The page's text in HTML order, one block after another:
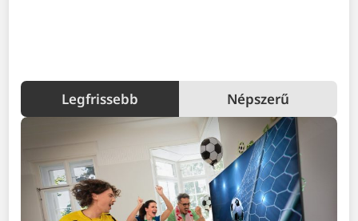
Legfrissebb Népszerű